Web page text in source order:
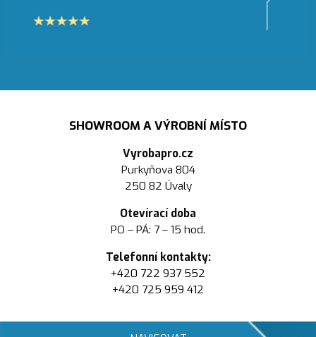
SHOWROOM A VÝROBNÍ MÍSTO
Vyrobapro.cz
Purkyňova 804
250 82 Úvaly
Otevírací doba
PO – PÁ: 7 – 15 hod.
Telefonní kontakty:
+420 722 937 552
+420 725 959 412